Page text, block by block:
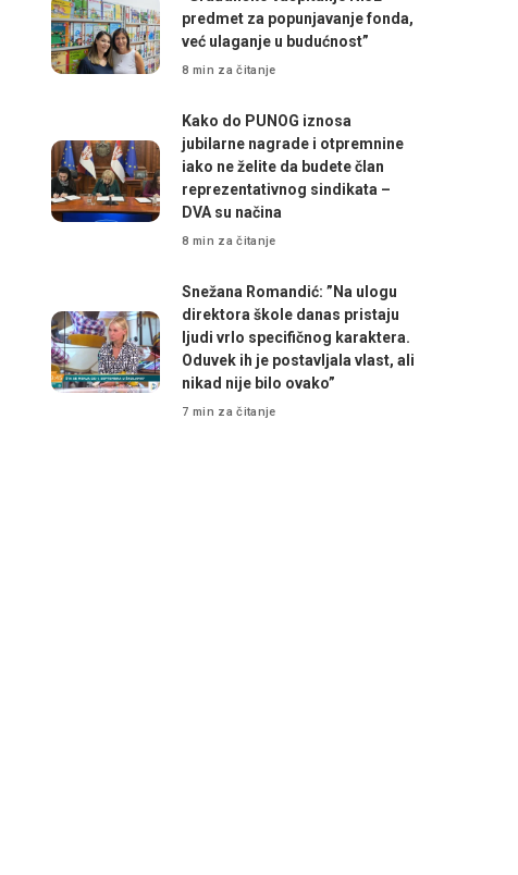
predmet za popunjavanje fonda,
već ulaganje u budućnost”
8 min za čitanje
Kako do PUNOG iznosa
jubilarne nagrade i otpremnine
iako ne želite da budete član
reprezentativnog sindikata –
DVA su načina
8 min za čitanje
Snežana Romandić: ”Na ulogu
direktora škole danas pristaju
ljudi vrlo specifičnog karaktera.
Oduvek ih je postavljala vlast, ali
nikad nije bilo ovako”
7 min za čitanje